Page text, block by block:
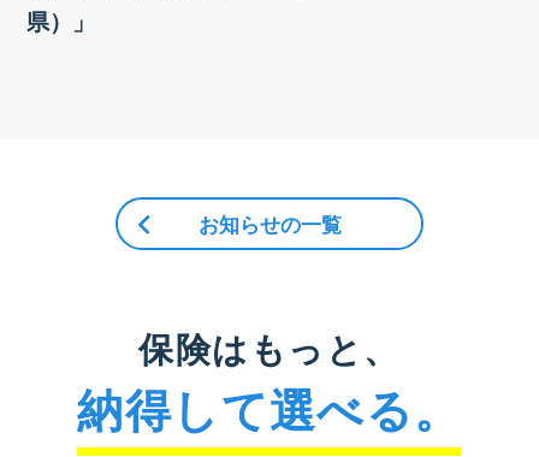
県）」
お知らせの一覧
保険はもっと、
納得して選べる。